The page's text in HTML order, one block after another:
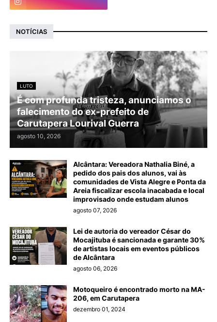
NOTÍCIAS
LUTO
É com profunda tristeza, anunciamos o
falecimento do ex-prefeito de
Carutapera Lourival Guerra
agosto 10, 2026
Alcântara: Vereadora Nathalia Biné, a
pedido dos pais dos alunos, vai às
comunidades de Vista Alegre e Ponta da
Areia fiscalizar escola inacabada e local
improvisado onde estudam alunos
agosto 07, 2026
Lei de autoria do vereador César do
Mocajituba é sancionada e garante 30%
de artistas locais em eventos públicos
de Alcântara
agosto 06, 2026
Motoqueiro é encontrado morto na MA-
206, em Carutapera
dezembro 01, 2024